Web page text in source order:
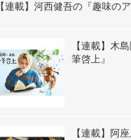
【連載】河西健吾の『趣味のア
【連載】木
筆啓上』
【連載】阿